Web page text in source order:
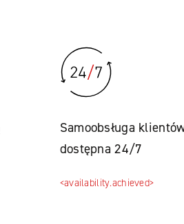
Samoobsługa
dostępna 24/7
<availability.achieved>